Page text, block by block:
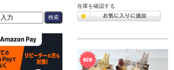
在庫を確認する